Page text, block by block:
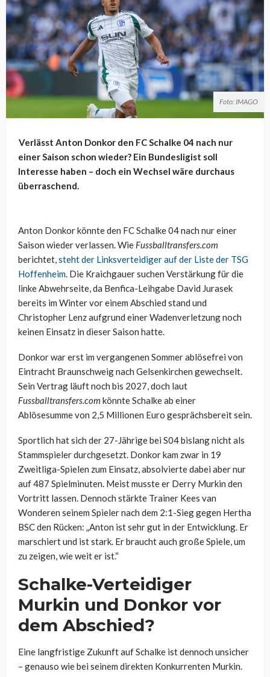
Foto: IMAGO
Verlässt Anton Donkor den FC Schalke 04 nach nur
einer Saison schon wieder? Ein Bundesligist soll
Interesse haben – doch ein Wechsel wäre durchaus
überraschend.
Anton Donkor könnte den FC Schalke 04 nach nur einer
Saison wieder verlassen. Wie Fussballtransfers.com
berichtet,steht der Linksverteidiger auf der Liste der TSG
Hoffenheim. Die Kraichgauer suchen Verstärkung für die
linke Abwehrseite, da Benfica-Leihgabe David Jurasek
bereits im Winter vor einem Abschied stand und
Christopher Lenz aufgrund einer Wadenverletzung noch
keinen Einsatz in dieser Saison hatte.
Donkor war erst im vergangenen Sommer ablösefrei von
Eintracht Braunschweig nach Gelsenkirchen gewechselt.
Sein Vertrag läuft noch bis 2027, doch laut
Fussballtransfers.com könnte Schalke ab einer
Ablösesumme von 2,5 Millionen Euro gesprächsbereit sein.
Sportlich hat sich der 27-Jährige bei S04 bislang nicht als
Stammspieler durchgesetzt. Donkor kam zwar in 19
Zweitliga-Spielen zum Einsatz, absolvierte dabei aber nur
auf 487 Spielminuten. Meist musste er Derry Murkin den
Vortritt lassen. Dennoch stärkte Trainer Kees van
Wonderen seinem Spieler nach dem 2:1-Sieg gegen Hertha
BSC den Rücken: „Anton ist sehr gut in der Entwicklung. Er
marschiert und ist stark. Er braucht auch große Spiele, um
zu zeigen, wie weit er ist.“
Schalke-Verteidiger
Murkin und Donkor vor
dem Abschied?
Eine langfristige Zukunft auf Schalke ist dennoch unsicher
– genauso wie bei seinem direkten Konkurrenten Murkin.